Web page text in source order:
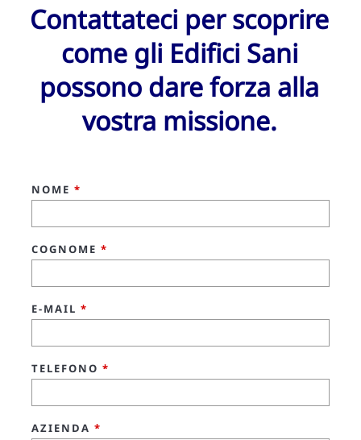
Contattateci per scoprire
come gli Edifici Sani
possono dare forza alla
vostra missione.
NOME *
COGNOME *
E-MAIL *
TELEFONO *
AZIENDA *